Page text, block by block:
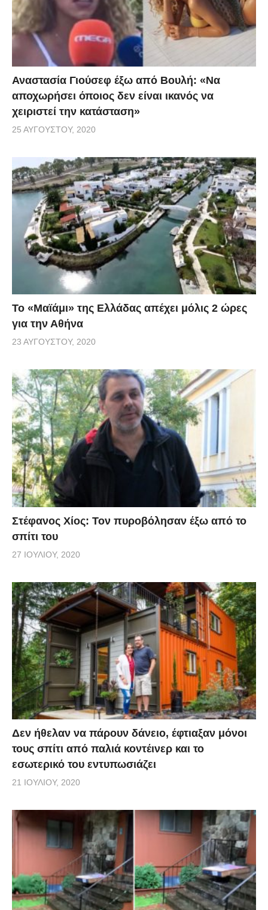
Αναστασία Γιούσεφ έξω από Βουλή: «Να
αποχωρήσει όποιος δεν είναι ικανός να
χειριστεί την κατάσταση»
25 ΑΥΓΟΎΣΤΟΥ, 2020
Το «Μαϊάμι» της Ελλάδας απέχει μόλις 2 ώρες
για την Αθήνα
23 ΑΥΓΟΎΣΤΟΥ, 2020
Στέφανος Χίος: Τον πυροβόλησαν έξω από το
σπίτι του
27 ΙΟΥΛΊΟΥ, 2020
Δεν ήθελαν να πάρουν δάνειο, έφτιαξαν μόνοι
τους σπίτι από παλιά κοντέινερ και το
εσωτερικό του εντυπωσιάζει
21 ΙΟΥΛΊΟΥ, 2020